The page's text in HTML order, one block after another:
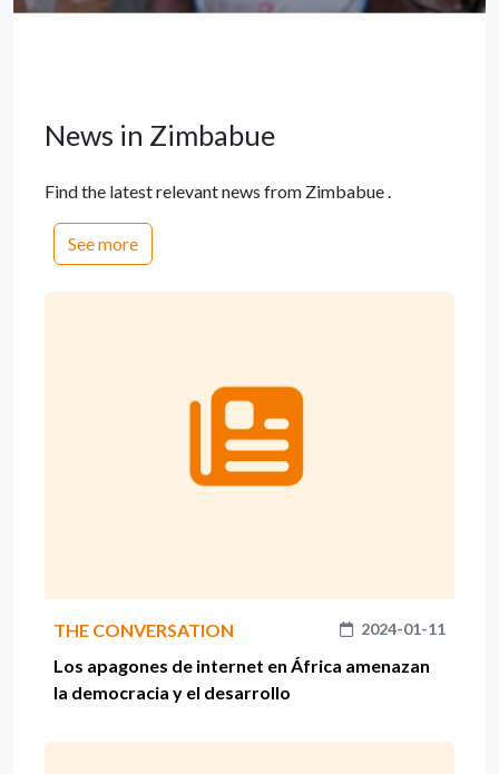
News in Zimbabue
Find the latest relevant news from Zimbabue .
See more
THE CONVERSATION 2024-01-11
Los apagones de internet en África amenazan
la democracia y el desarrollo